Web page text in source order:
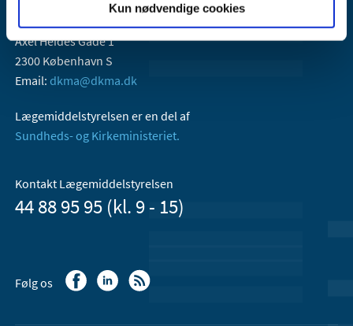
Kun nødvendige cookies
Axel Heides Gade 1
2300 København S
Email: dkma@dkma.dk
Lægemiddelstyrelsen er en del af
Sundheds- og Kirkeministeriet.
Kontakt Lægemiddelstyrelsen
44 88 95 95 (kl. 9 - 15)
Følg os